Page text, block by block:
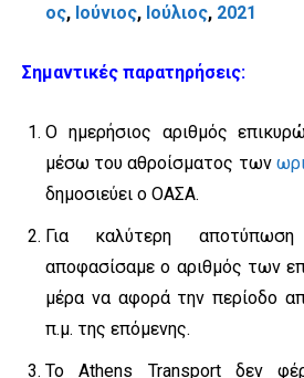
ος, Ιούνιος, Ιούλιος, 2021
Σημαντικές παρατηρήσεις:
Ο ημερήσιος αριθμός
μέσω του αθροίσματος των
δημοσιεύει ο ΟΑΣΑ.
Για καλύτερη
αποφασίσαμε ο αριθμός των
μέρα να αφορά την περίοδο
π.μ. της επόμενης.
Το Athens Transport δεν